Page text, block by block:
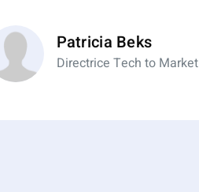
Patricia Beks
Directrice Tech to Market